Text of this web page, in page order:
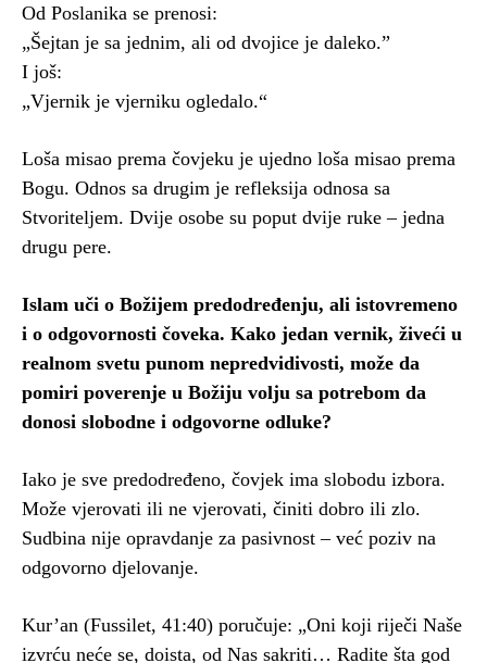
Od Poslanika se prenosi:
„Šejtan je sa jednim, ali od dvojice je daleko.”
I još:
„Vjernik je vjerniku ogledalo.“
Loša misao prema čovjeku je ujedno loša misao prema
Bogu. Odnos sa drugim je refleksija odnosa sa
Stvoriteljem. Dvije osobe su poput dvije ruke – jedna
drugu pere.
Islam uči o Božijem predodređenju, ali istovremeno
i o odgovornosti čoveka. Kako jedan vernik, živeći u
realnom svetu punom nepredvidivosti, može da
pomiri poverenje u Božiju volju sa potrebom da
donosi slobodne i odgovorne odluke?
Iako je sve predodređeno, čovjek ima slobodu izbora.
Može vjerovati ili ne vjerovati, činiti dobro ili zlo.
Sudbina nije opravdanje za pasivnost – već poziv na
odgovorno djelovanje.
Kur’an (Fussilet, 41:40) poručuje: „Oni koji riječi Naše
izvrću neće se, doista, od Nas sakriti… Radite šta god